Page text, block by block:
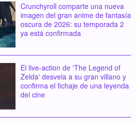
Crunchyroll comparte una nueva
imagen del gran anime de fantasía
oscura de 2026: su temporada 2
ya está confirmada
El live-action de 'The Legend of
Zelda' desvela a su gran villano y
confirma el fichaje de una leyenda
del cine